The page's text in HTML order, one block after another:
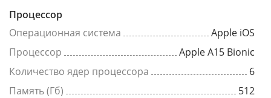
Процессор
Операционная система
Apple iOS
Процессор
Apple A15 Bionic
Количество ядер процессора
6
Память (Гб)
512